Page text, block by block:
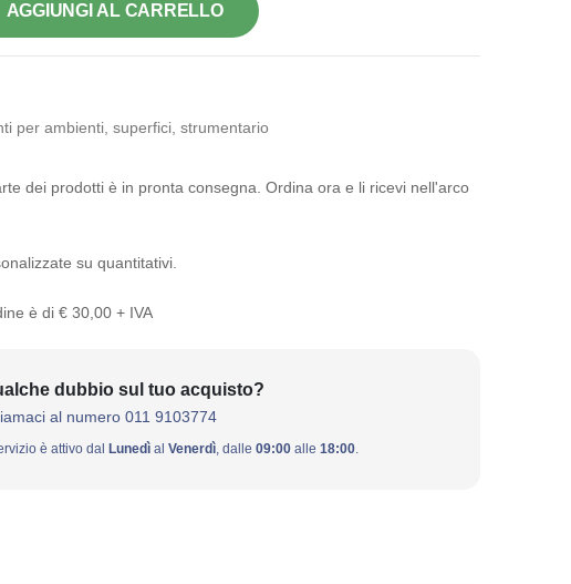
AGGIUNGI AL CARRELLO
per ambienti, superfici, strumentario
dei prodotti è in pronta consegna. Ordina ora e li ricevi nell'arco
su quantitativi.
è di € 30,00 + IVA
dubbio sul tuo acquisto?
al numero 011 9103774
è attivo dal Lunedìal Venerdì, dalle 09:00alle 18:00.